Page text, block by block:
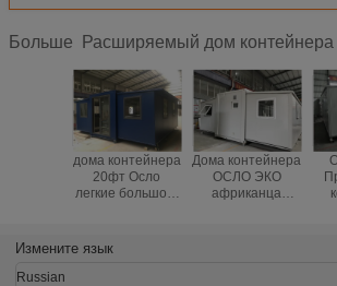
Больше Расширяемый дом контейнера
дома контейнера
20фт Осло
легкие большого
носят для
Дома контейнера
ОСЛО ЭКО
африканца
Измените язык
Russian